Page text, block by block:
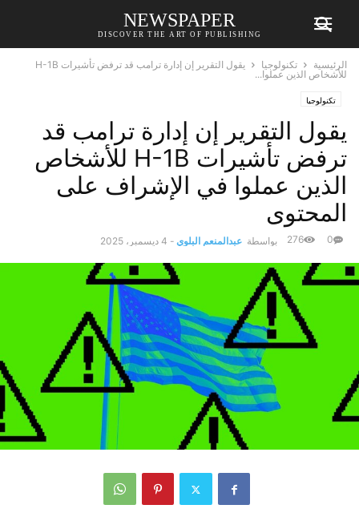
NEWSPAPER
DISCOVER THE ART OF PUBLISHING
الرئيسية تكنولوجيا
يقول التقرير إن إدارة ترامب قد ترفض تأشيرات H-1B
للأشخاص الذين عملوا...
تكنولوجيا
يقول التقرير إن إدارة ترامب قد
ترفض تأشيرات H-1B للأشخاص
الذين عملوا في الإشراف على
المحتوى
بواسطة عبدالمنعم البلوي - 4 ديسمبر، 2025 0
276